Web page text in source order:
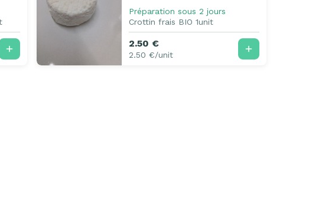
Préparation sous 2 jours
Crottin frais BIO 1unit
2.50 €
2.50 €/unit